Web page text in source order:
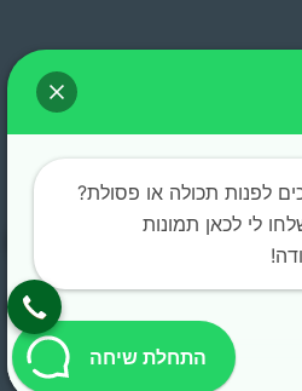
0522071171
לפנות תכולה או פסולת?
לי לכאן תמונות
התחלת שיחה